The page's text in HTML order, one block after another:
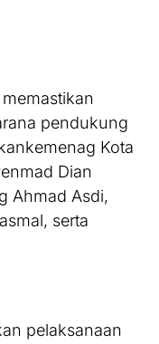
pendukung
Kota
Dian
Ahmad Asdi,
serta
pelaksanaan